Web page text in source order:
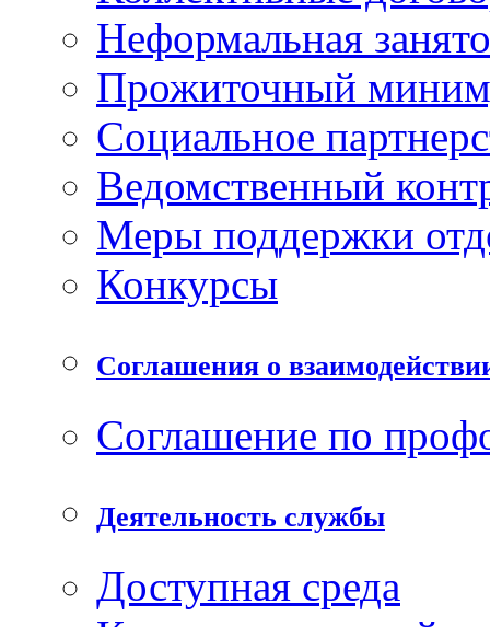
Неформальная
Прожиточный
Социальное
Ведомственный
Меры поддержки
Конкурсы
Соглашения о
Соглашение по
Деятельность службы
Доступная среда